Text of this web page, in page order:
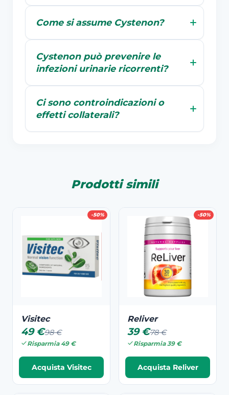
Come si assume Cystenon?
Cystenon può prevenire le
infezioni urinarie ricorrenti?
Ci sono controindicazioni o
effetti collaterali?
Prodotti simili
-50%
Visitec
49 €98 €
Risparmia 49 €
Acquista Visitec
-50%
Reliver
39 €78 €
Risparmia 39 €
Acquista Reliver